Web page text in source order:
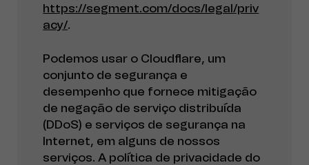
https://segment.com/docs/legal/priv
acy/.
Podemos usar o Cloudflare, um
conjunto de segurança e
desempenho que fornece mitigação
de negação de serviço distribuída
(DDoS) e serviços de segurança na
Internet, em alguns de nossos
serviços. A política de privacidade do